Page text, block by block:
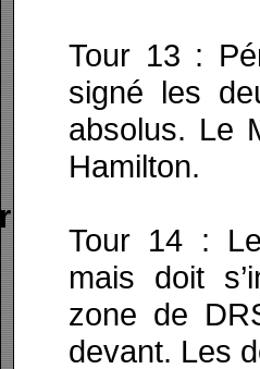
Tour 13 :
signé les
absolus. Le
Hamilton.
Tour 14 :
mais doit
zone de
devant. Les